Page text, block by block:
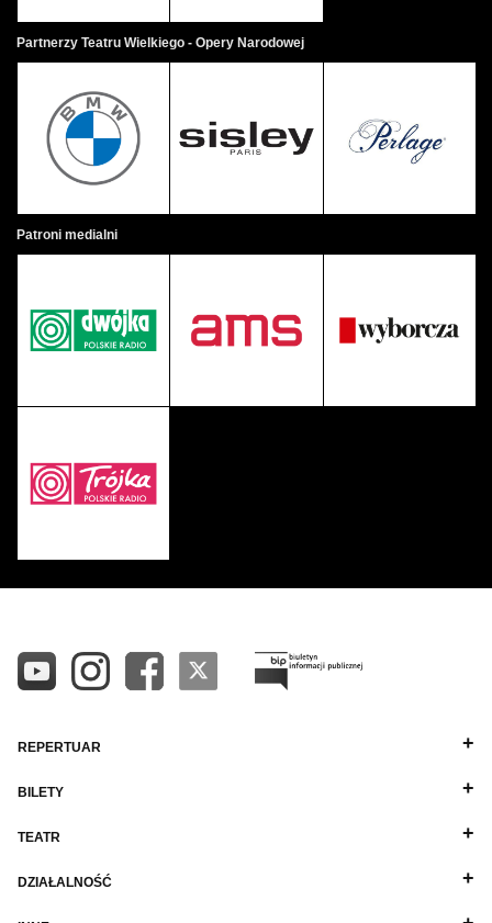
Partnerzy Teatru Wielkiego - Opery Narodowej
Patroni medialni
REPERTUAR
BILETY
TEATR
DZIAŁALNOŚĆ